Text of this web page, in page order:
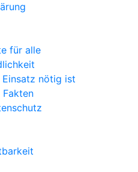
für alle
Einsatz nötig ist
Fakten